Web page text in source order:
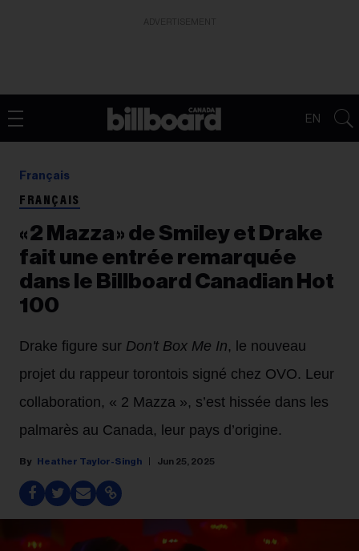
EN
Français
FRANÇAIS
« 2 Mazza » de Smiley et Drake
fait une entrée remarquée
dans le Billboard Canadian Hot
100
Drake figure sur Don't Box Me In, le nouveau
projet du rappeur torontois signé chez OVO. Leur
collaboration, « 2 Mazza », s’est hissée dans les
palmarès au Canada, leur pays d’origine.
Heather Taylor-Singh Jun 25, 2025